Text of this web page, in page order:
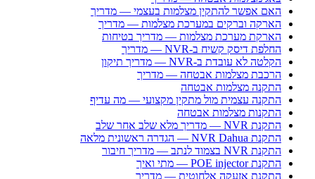
האם אפשר להתקין מצלמות בעצמי — מדריך
הארקה וברקים במערכת מצלמות — מדריך
הארקת מערכת מצלמות — מדריך בטיחות
החלפת דיסק קשיח ב-NVR — מדריך
הקלטה לא עובדת ב-NVR — מדריך תיקון
הרכבת מצלמות אבטחה — מדריך
התקנה מצלמות אבטחה
התקנה עצמית מול מתקין מקצועי — מה עדיף
התקנות מצלמות אבטחה
התקנת NVR — מדריך מלא שלב אחר שלב
התקנת NVR Dahua — הגדרה ראשונית מלאה
התקנת NVR בצמוד לנתב — מדריך חיבור
התקנת POE injector — מתי ואיך
התקנת אזעקה אלחוטית — מדריך